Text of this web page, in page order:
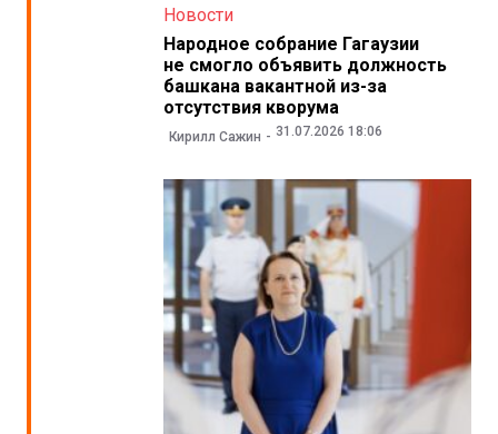
Новости
Народное собрание Гагаузии
не смогло объявить должность
башкана вакантной из-за
отсутствия кворума
Кирилл Сажин 31.07.2026 18:06